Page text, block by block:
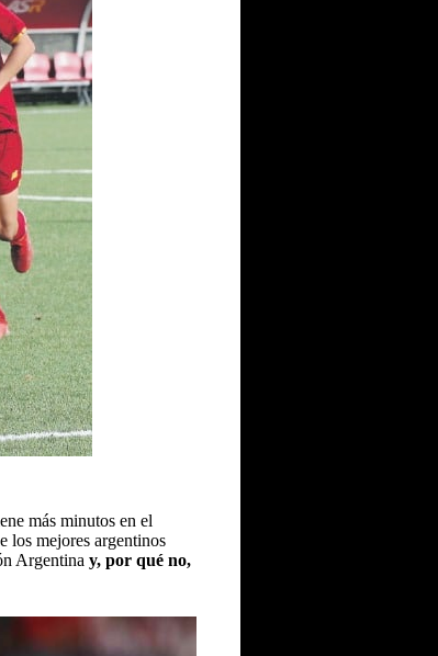
más minutos en el
los mejores argentinos
Argentina y, por qué no,